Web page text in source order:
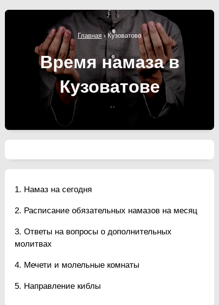
Главная ›Кузоватово
Время намаза в
Кузоватове
Намаз на сегодня
Расписание обязательных намазов на месяц
Ответы на вопросы о дополнительных
молитвах
Мечети и молельные комнаты
Направление киблы